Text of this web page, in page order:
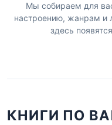
Мы собираем для
настроению, жанрам
здесь
КНИГИ ПО